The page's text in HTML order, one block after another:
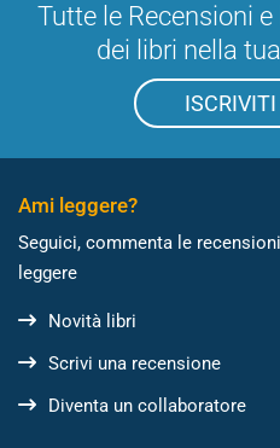
Tutte le Recensioni
dei libri nella
Ami leggere?
Seguici, commenta le
leggere
Novità libri
Scrivi una recensione
Diventa un collaboratore